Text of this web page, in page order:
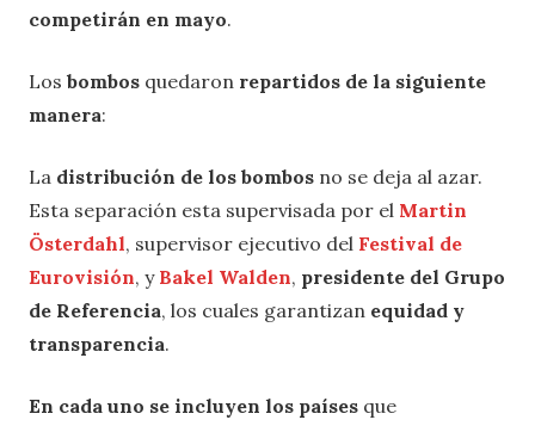
competirán en mayo.
Los bombos quedaron repartidos de la siguiente
manera:
La distribución de los bombos no se deja al azar.
Esta separación esta supervisada por el Martin
Österdahl, supervisor ejecutivo del Festival de
Eurovisión, y Bakel Walden, presidente del Grupo
de Referencia, los cuales garantizan equidad y
transparencia.
En cada uno se incluyen los países que